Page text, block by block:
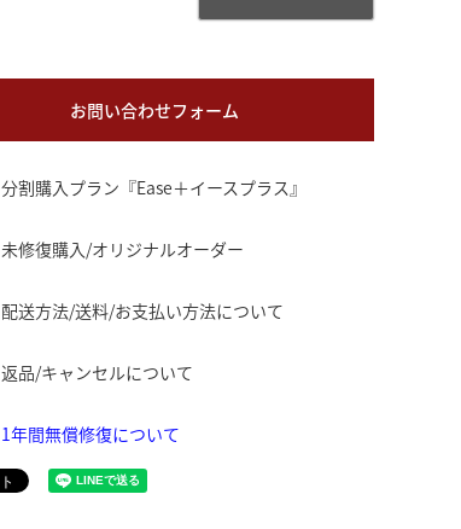
お問い合わせフォーム
分割購入プラン『Ease＋イースプラス』
未修復購入/オリジナルオーダー
配送方法/送料/お支払い方法について
返品/キャンセルについて
1年間無償修復について